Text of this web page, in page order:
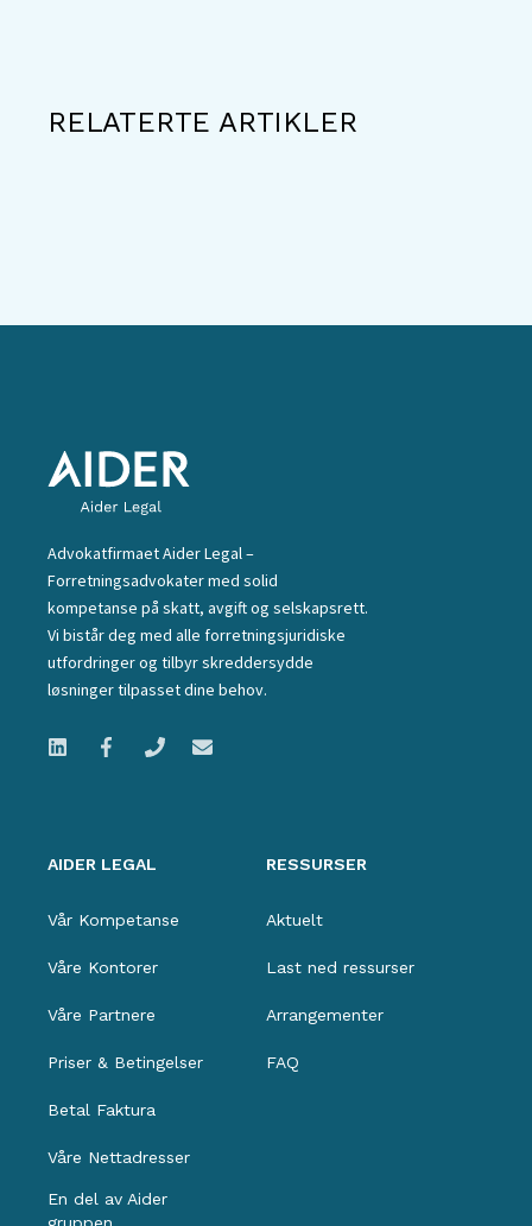
RELATERTE ARTIKLER
Advokatfirmaet Aider Legal –
Forretningsadvokater med solid
kompetanse på skatt, avgift og selskapsrett.
Vi bistår deg med alle forretningsjuridiske
utfordringer og tilbyr skreddersydde
løsninger tilpasset dine behov.
AIDER LEGAL
Vår Kompetanse
Våre Kontorer
Våre Partnere
Priser & Betingelser
Betal Faktura
Våre Nettadresser
En del av Aider
gruppen
RESSURSER
Aktuelt
Last ned ressurser
Arrangementer
FAQ